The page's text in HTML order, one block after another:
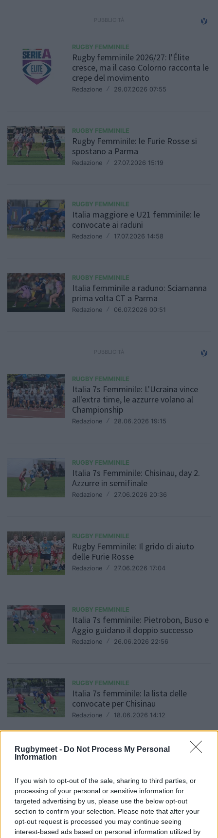
Rugbymeet - Do Not Process My Personal
Information
If you wish to opt-out of the sale, sharing to third parties, or
processing of your personal or sensitive information for
targeted advertising by us, please use the below opt-out
section to confirm your selection. Please note that after your
opt-out request is processed you may continue seeing
interest-based ads based on personal information utilized by
RUGBY FEMMINILE
Rugby femminile 2026/27: l'Élite
cresce, ma il caso Colorno racconta le
crepe del movimento
Redazione / 29.07.2026 07:55
RUGBY FEMMINILE
Rugby Femminile: le Furie Rosse si
spostano a Parma
Redazione / 27.07.2026 15:19
RUGBY FEMMINILE
Italia maggiore e U21 femminile: le
convocate ai raduni
Redazione / 17.07.2026 14:58
RUGBY FEMMINILE
Italia femminile a raduno: Sciamanna
prima volta CT a Parma
Redazione / 06.07.2026 00:51
RUGBY FEMMINILE
Italia 7s Femminile: L'Ucraina vince
all'extra time, le azzurre volano al
Championship
Redazione / 28.06.2026 19:15
RUGBY FEMMINILE
Italia 7s Femminile: Chisinau, day 2.
Azzurre in semifinale
Redazione / 27.06.2026 20:36
RUGBY FEMMINILE
Rugby Femminile: Il grido di aiuto
delle Furie Rosse
Redazione / 27.06.2026 17:04
RUGBY FEMMINILE
Italia 7s femminile: Pietrobon, Buso e
Aggio guidano il doppio successo
Redazione / 26.06.2026 22:56
RUGBY FEMMINILE
Italia 7s femminile: la lista delle
convocate per Chisinau
Redazione / 18.06.2026 14:12
convocata dalle Barbarians
Redazione / 11.06.2026 06:55
RUGBY FEMMINILE